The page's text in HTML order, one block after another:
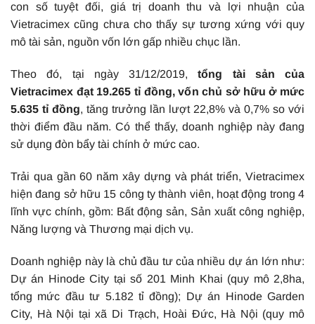
con số tuyệt đối, giá trị doanh thu và lợi nhuận của
Vietracimex cũng chưa cho thấy sự tương xứng với quy
mô tài sản, nguồn vốn lớn gấp nhiều chục lần.
Theo đó, tại ngày 31/12/2019,tổng tài sản của
Vietracimex đạt 19.265 tỉ đồng, vốn chủ sở hữu ở mức
5.635 tỉ đồng, tăng trưởng lần lượt 22,8% và 0,7% so với
thời điểm đầu năm. Có thể thấy, doanh nghiệp này đang
sử dụng đòn bẩy tài chính ở mức cao.
Trải qua gần 60 năm xây dựng và phát triển, Vietracimex
hiện đang sở hữu 15 công ty thành viên, hoạt động trong 4
lĩnh vực chính, gồm: Bất động sản, Sản xuất công nghiệp,
Năng lượng và Thương mại dịch vụ.
Doanh nghiệp này là chủ đầu tư của nhiều dự án lớn như:
Dự án Hinode City tại số 201 Minh Khai (quy mô 2,8ha,
tổng mức đầu tư 5.182 tỉ đồng); Dự án Hinode Garden
City, Hà Nội tại xã Di Trạch, Hoài Đức, Hà Nội (quy mô